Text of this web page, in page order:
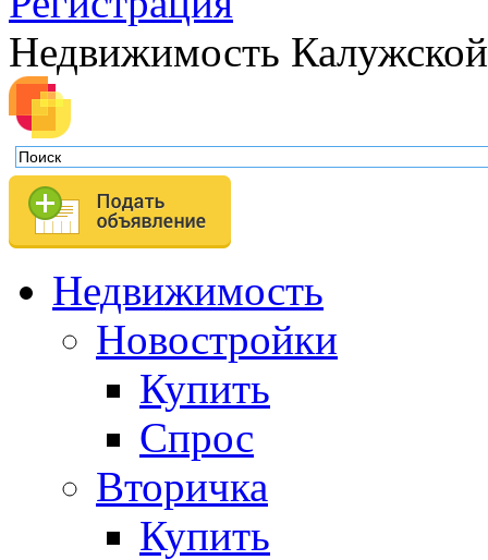
Недвижимость
Недвижимость
Новостройки
Купить
Спрос
Вторичка
Купить